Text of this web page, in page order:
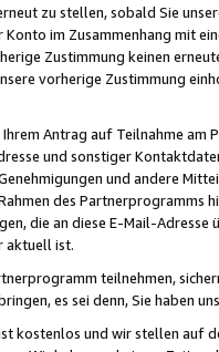
zu stellen, sobald Sie
im Zusammenhang mit
Zustimmung keinen
vorherige Zustimmung
Ihrem Antrag auf Teilnahme
und sonstiger
und andere
des Partnerprogramms
die an diese E-Mail-
aktuell ist.
teilnehmen,
es sei denn, Sie haben
kostenlos und wir stellen auf